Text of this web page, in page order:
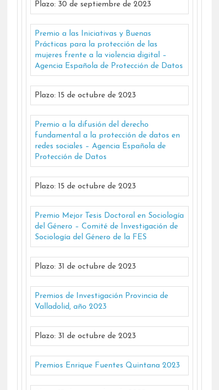
Plazo: 30 de septiembre de 2023
Premio a las Iniciativas y Buenas
Prácticas para la protección de las
mujeres frente a la violencia digital –
Agencia Española de Protección de Datos
Plazo: 15 de octubre de 2023
Premio a la difusión del derecho
fundamental a la protección de datos en
redes sociales – Agencia Española de
Protección de Datos
Plazo: 15 de octubre de 2023
Premio Mejor Tesis Doctoral en Sociología
del Género – Comité de Investigación de
Sociología del Género de la FES
Plazo: 31 de octubre de 2023
Premios de Investigación Provincia de
Valladolid, año 2023
Plazo: 31 de octubre de 2023
Premios Enrique Fuentes Quintana 2023